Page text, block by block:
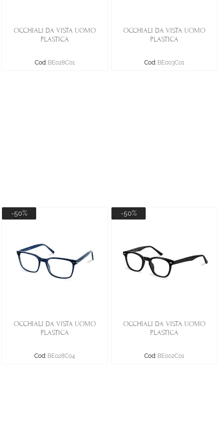
OCCHIALI DA VISTA UOMO
PLASTICA
Cod: BE028C01
OCCHIALI DA VISTA UOMO
PLASTICA
Cod: BE003C01
-50%
OCCHIALI DA VISTA UOMO
PLASTICA
Cod: BE028C04
-50%
OCCHIALI DA VISTA UOMO
PLASTICA
Cod: BE002C01